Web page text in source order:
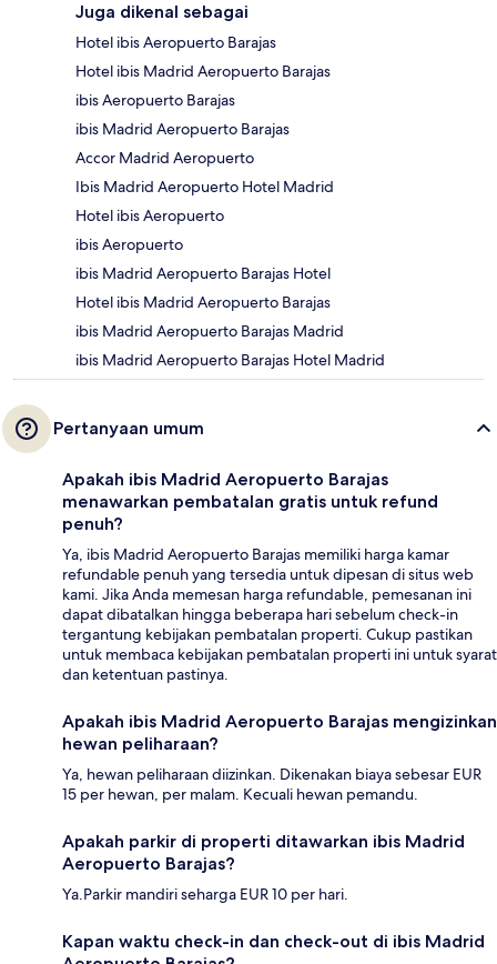
Juga dikenal sebagai
Hotel ibis Aeropuerto Barajas
Hotel ibis Madrid Aeropuerto Barajas
ibis Aeropuerto Barajas
ibis Madrid Aeropuerto Barajas
Accor Madrid Aeropuerto
Ibis Madrid Aeropuerto Hotel Madrid
Hotel ibis Aeropuerto
ibis Aeropuerto
ibis Madrid Aeropuerto Barajas Hotel
Hotel ibis Madrid Aeropuerto Barajas
ibis Madrid Aeropuerto Barajas Madrid
ibis Madrid Aeropuerto Barajas Hotel Madrid
Pertanyaan umum
Apakah ibis Madrid Aeropuerto Barajas
menawarkan pembatalan gratis untuk refund
penuh?
Ya, ibis Madrid Aeropuerto Barajas memiliki harga kamar
refundable penuh yang tersedia untuk dipesan di situs web
kami. Jika Anda memesan harga refundable, pemesanan ini
dapat dibatalkan hingga beberapa hari sebelum check-in
tergantung kebijakan pembatalan properti. Cukup pastikan
untuk membaca kebijakan pembatalan properti ini untuk syarat
dan ketentuan pastinya.
Apakah ibis Madrid Aeropuerto Barajas mengizinkan
hewan peliharaan?
Ya, hewan peliharaan diizinkan. Dikenakan biaya sebesar EUR
15 per hewan, per malam. Kecuali hewan pemandu.
Apakah parkir di properti ditawarkan ibis Madrid
Aeropuerto Barajas?
Ya.Parkir mandiri seharga EUR 10 per hari.
Kapan waktu check-in dan check-out di ibis Madrid